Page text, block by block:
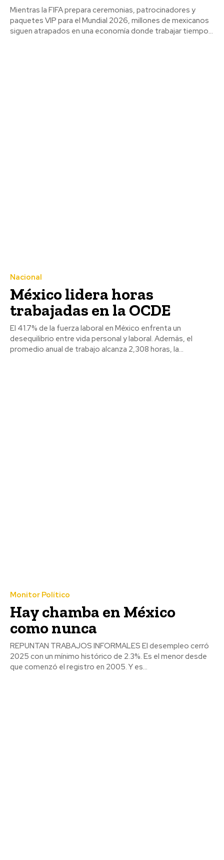
Mientras la FIFA prepara ceremonias, patrocinadores y
paquetes VIP para el Mundial 2026, millones de mexicanos
siguen atrapados en una economía donde trabajar tiempo...
Nacional
México lidera horas
trabajadas en la OCDE
El 41.7% de la fuerza laboral en México enfrenta un
desequilibrio entre vida personal y laboral. Además, el
promedio anual de trabajo alcanza 2,308 horas, la...
Monitor Político
Hay chamba en México
como nunca
REPUNTAN TRABAJOS INFORMALES El desempleo cerró
2025 con un mínimo histórico de 2.3%. Es el menor desde
que comenzó el registro en 2005. Y es...